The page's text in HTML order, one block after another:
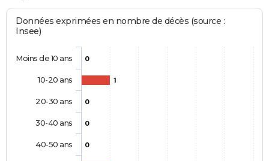
Données exprimées en nombre de décès (source :
Insee)
0
1
0
0
0
Moins de 10 ans
10-20 ans
20-30 ans
30-40 ans
40-50 ans